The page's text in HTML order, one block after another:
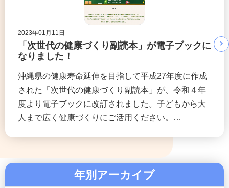
2023年01月11日
「次世代の健康づくり副読本」が電子ブックに
なりました！
沖縄県の健康寿命延伸を目指して平成27年度に作成
された「次世代の健康づくり副読本」が、令和４年
度より電子ブックに改訂されました。子どもから大
人まで広く健康づくりにご活用ください。…
年別アーカイブ